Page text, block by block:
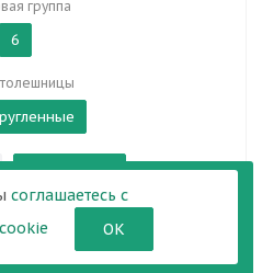
группа
6
В корзину
соглашаетесь с
ОК